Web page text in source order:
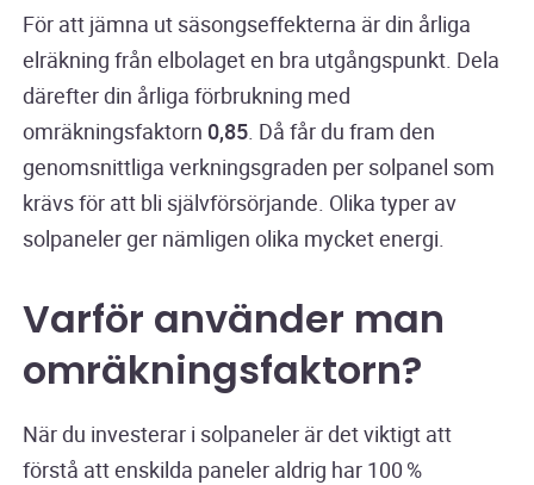
För att jämna ut säsongseffekterna är din årliga
elräkning från elbolaget en bra utgångspunkt. Dela
därefter din årliga förbrukning med
omräkningsfaktorn 0,85 . Då får du fram den
genomsnittliga verkningsgraden per solpanel som
krävs för att bli självförsörjande. Olika typer av
solpaneler ger nämligen olika mycket energi.
Varför använder man
omräkningsfaktorn?
När du investerar i solpaneler är det viktigt att
förstå att enskilda paneler aldrig har 100 %